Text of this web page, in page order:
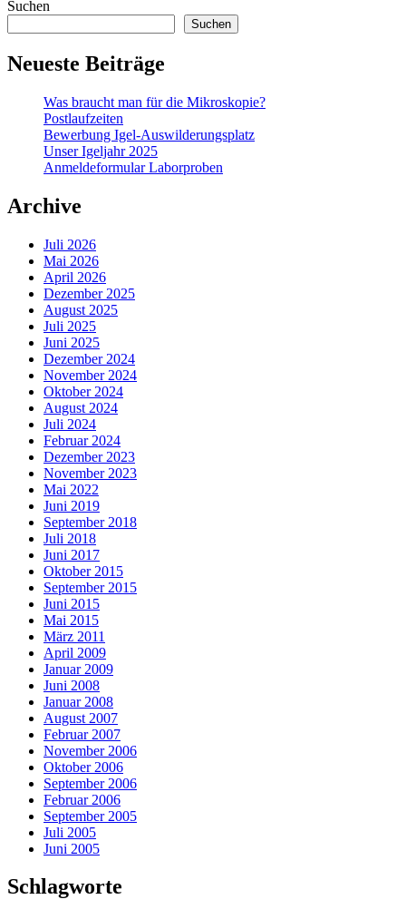
Suchen
Suchen
Neueste Beiträge
Was braucht man für die Mikroskopie?
Postlaufzeiten
Bewerbung Igel-Auswilderungsplatz
Unser Igeljahr 2025
Anmeldeformular Laborproben
Archive
Juli 2026
Mai 2026
April 2026
Dezember 2025
August 2025
Juli 2025
Juni 2025
Dezember 2024
November 2024
Oktober 2024
August 2024
Juli 2024
Februar 2024
Dezember 2023
November 2023
Mai 2022
Juni 2019
September 2018
Juli 2018
Juni 2017
Oktober 2015
September 2015
Juni 2015
Mai 2015
März 2011
April 2009
Januar 2009
Juni 2008
Januar 2008
August 2007
Februar 2007
November 2006
Oktober 2006
September 2006
Februar 2006
September 2005
Juli 2005
Juni 2005
Schlagworte